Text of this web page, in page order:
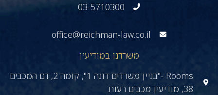
03-5710300
office@reichman-law.co.il
משרדנו במודיעין
Rooms -"בניין משרדים דונה 1", קומה 2, דם המכבים
38, מודיעין מכבים רעות